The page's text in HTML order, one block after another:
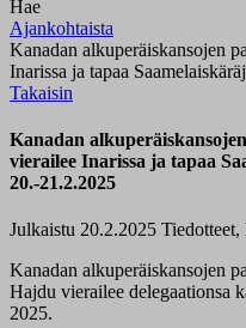
Hae
Ajankohtaista
Kanadan alkuperäiskansojen
Inarissa ja tapaa
Takaisin
Kanadan
vierailee Inarissa ja tapaa
20.-21.2.2025
Julkaistu 20.2.2025
Kanadan alkuperäiskansojen
Hajdu vierailee delegaationsa
2025.